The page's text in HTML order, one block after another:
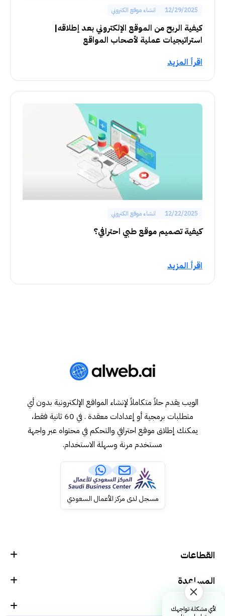
12/29/2025 انشاء موقع الكتروني
كيفية الربح من الموقع الإلكتروني بعد إطلاقه|
استراتيجيات عملية لأصحاب المواقع
اقرأ المزيد
12/22/2025 انشاء موقع الكتروني
كيفية تصميم موقع طبي احترافي؟
اقرأ المزيد
الويب يقدم حلاً متكاملاً لإنشاء المواقع الإلكترونية بدون أي
متطلبات برمجية أو إعدادات معقدة . في 60 ثانية فقط،
يمكنك إطلاق موقع احترافي والتحكم في محتواه عبر واجهة
مستخدم مرنة وسهلة الاستخدام.
مسجل لدى مركز الأعمال السعودي
القطاعات
المساعدة
الشركة
لأي مشكلة تواجهك